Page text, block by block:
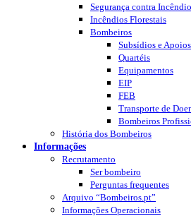
Segurança contra
Incêndios Florestais
Bombeiros
Subsídios e Apoios
Quartéis
Equipamentos
EIP
FEB
Transporte de
Bombeiros
História dos Bombeiros
Informações
Recrutamento
Ser bombeiro
Perguntas frequentes
Arquivo “Bombeiros.pt”
Informações Operacionais